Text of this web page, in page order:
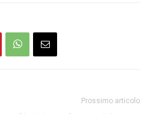
Prossimo articolo